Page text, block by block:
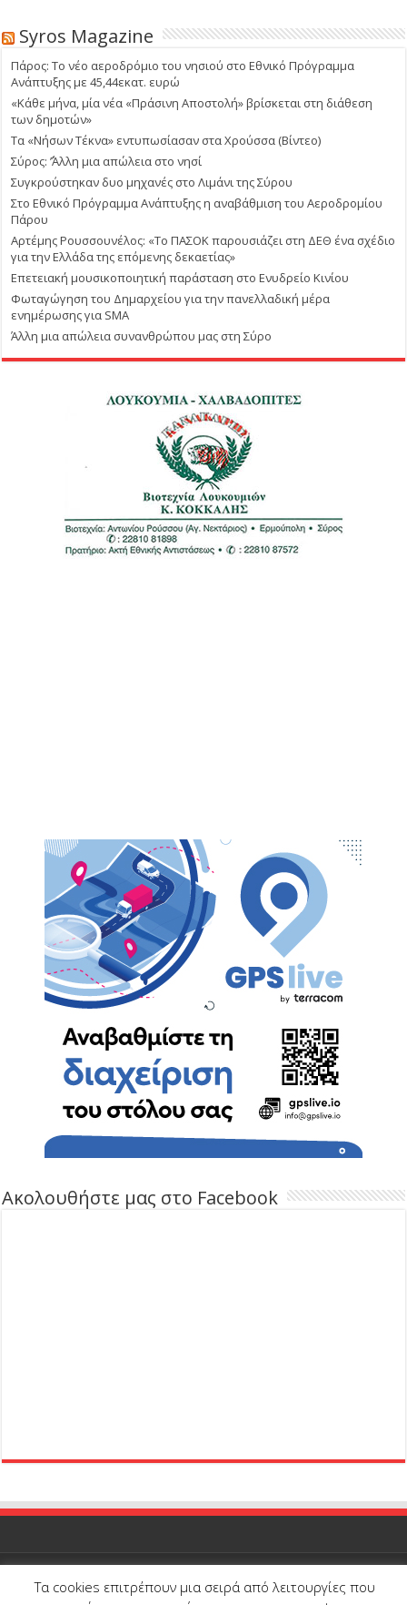
Syros Magazine
Πάρος: Το νέο αεροδρόμιο του νησιού στο Εθνικό Πρόγραμμα
Ανάπτυξης με 45,44εκατ. ευρώ
«Κάθε μήνα, μία νέα «Πράσινη Αποστολή» βρίσκεται στη διάθεση
των δημοτών»
Τα «Νήσων Τέκνα» εντυπωσίασαν στα Χρούσσα (Βίντεο)
Σύρος: ΄’Άλλη μια απώλεια στο νησί
Συγκρούστηκαν δυο μηχανές στο Λιμάνι της Σύρου
Στο Εθνικό Πρόγραμμα Ανάπτυξης η αναβάθμιση του Αεροδρομίου
Πάρου
Αρτέμης Ρουσσουνέλος: «Το ΠΑΣΟΚ παρουσιάζει στη ΔΕΘ ένα σχέδιο
για την Ελλάδα της επόμενης δεκαετίας»
Επετειακή μουσικοποιητική παράσταση στο Ενυδρείο Κινίου
Φωταγώγηση του Δημαρχείου για την πανελλαδική μέρα
ενημέρωσης για SMA
Άλλη μια απώλεια συνανθρώπου μας στη Σύρο
Ακολουθήστε μας στο Facebook
Τα cookies επιτρέπουν μια σειρά από λειτουργίες που